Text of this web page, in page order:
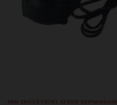
ARM ENDÜSTRIYEL SERVIS EKIPMANLARI